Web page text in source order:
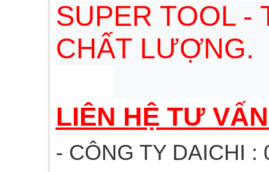
SUPER TOOL -
CHẤT LƯỢNG.
LIÊN HỆ TƯ
- CÔNG TY DAICHI